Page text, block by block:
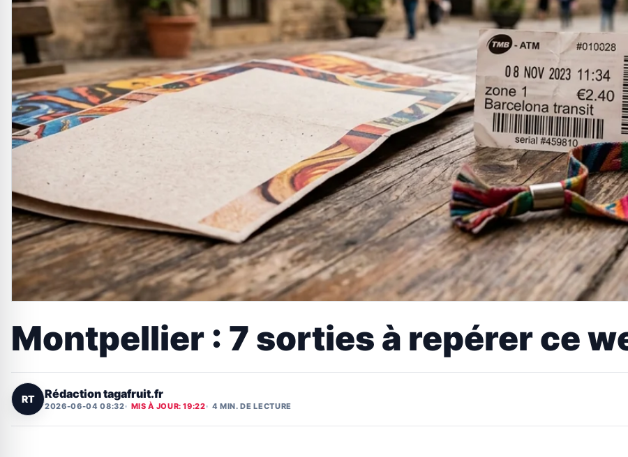
Montpellier : 7 sorties à repérer ce
RT Rédaction tagafruit.fr
2026-06-04 08:32 MIS À JOUR: 19:22 4 MIN. DE LECTURE